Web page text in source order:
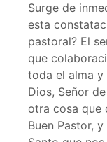
Surge de
esta
pastoral? El
que
toda el alma y
Dios, Señor
otra cosa que
Buen Pastor,